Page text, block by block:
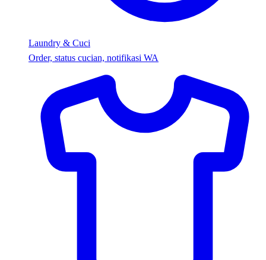
Laundry & Cuci
Order, status cucian, notifikasi WA